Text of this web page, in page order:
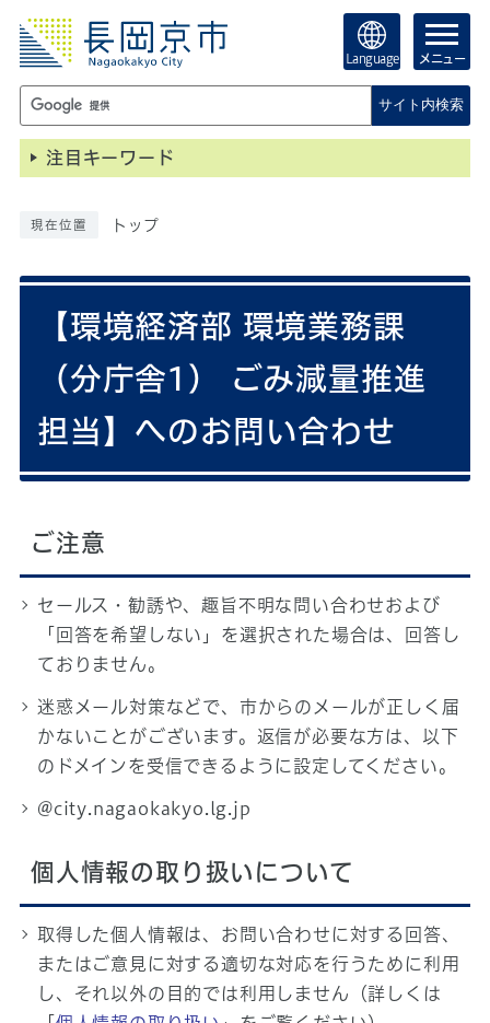
Language メニュー
サイト内検索
注目キーワード
現在位置 トップ
【環境経済部 環境業務課
（分庁舎1） ごみ減量推進
担当】へのお問い合わせ
ご注意
セールス・勧誘や、趣旨不明な問い合わせおよび
「回答を希望しない」を選択された場合は、回答し
ておりません。
迷惑メール対策などで、市からのメールが正しく届
かないことがございます。返信が必要な方は、以下
のドメインを受信できるように設定してください。
@city.nagaokakyo.lg.jp
個人情報の取り扱いについて
取得した個人情報は、お問い合わせに対する回答、
またはご意見に対する適切な対応を行うために利用
し、それ以外の目的では利用しません（詳しくは